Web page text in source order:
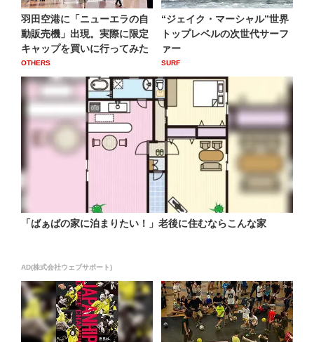
羽田空港に「ニューエラの自
動販売機」出現。実際に限定
キャップを買いに行ってみた
OTHERS
“ジェイク・マーシャル”世界
トップレベルの次世代サーフ
ァー
SURF
「ばぁばの家に泊まりたい！」老後に住むならこんな家
AD(株式会社ウェブサポート)